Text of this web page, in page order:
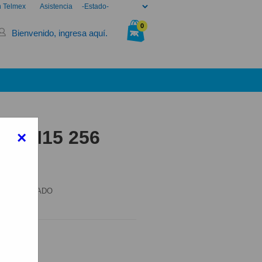
×
Asistencia
Telmex
0
Bienvenido, ingresa aquí.
256
256 MORADO